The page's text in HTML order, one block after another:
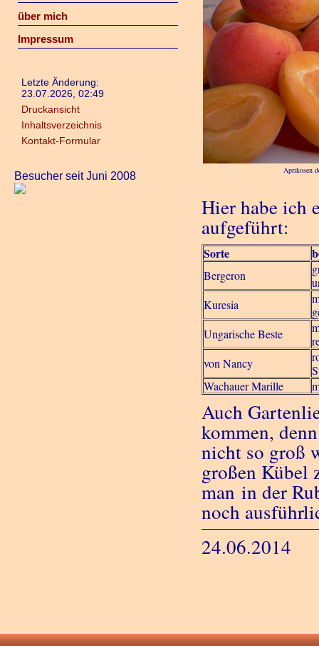
über mich
Impressum
Letzte Änderung:
23.07.2026, 02:49
Druckansicht
Inhaltsverzeichnis
Kontakt-Formular
Besucher seit Juni 2008 Aprikosen
Hier habe ich
aufgeführt:
Sorte
Bergeron
Kuresia
Ungarische Beste
von Nancy
Wachauer Marille
Auch
kommen,
nicht so groß
großen Kübel
man in der
noch
24.06.2014